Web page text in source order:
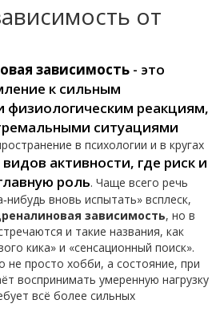
от
зависимость - это
к сильным
реакциям,
ситуациями
в психологии и в кругах
видов активности, где риск и
роль. Чаще всего речь
вновь испытать» всплеск,
зависимость, но в
и такие названия, как
кика» и «сенсационный поиск».
не просто хобби, а состояние, при
воспринимать умеренную нагрузку
всё более сильных